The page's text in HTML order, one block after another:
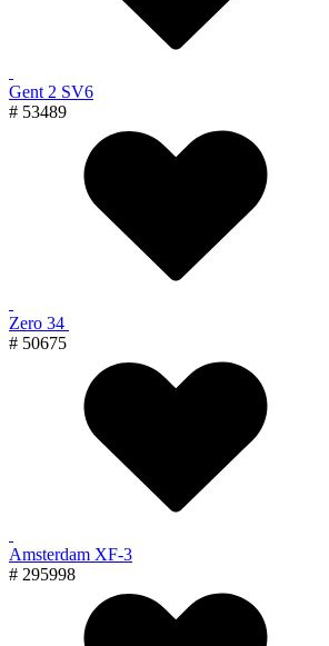
Gent 2 SV6
# 53489
Zero 34
# 50675
Amsterdam XF-3
# 295998